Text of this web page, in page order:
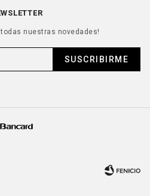
todas nuestras novedades!
SUSCRIBIRME